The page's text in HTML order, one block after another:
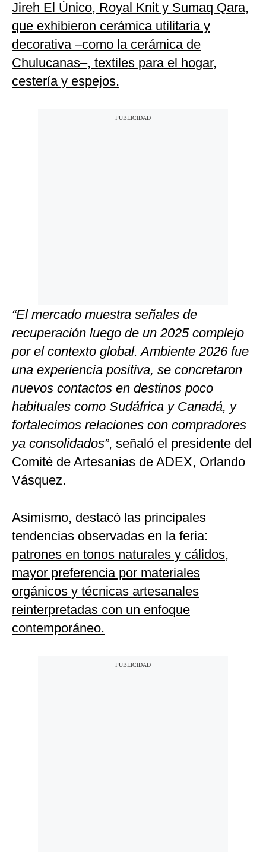
Jireh El Único, Royal Knit y Sumaq Qara,
que exhibieron cerámica utilitaria y
decorativa –como la cerámica de
Chulucanas–, textiles para el hogar,
cestería y espejos.
“El mercado muestra señales de
recuperación luego de un 2025 complejo
por el contexto global. Ambiente 2026 fue
una experiencia positiva, se concretaron
nuevos contactos en destinos poco
habituales como Sudáfrica y Canadá, y
fortalecimos relaciones con compradores
ya consolidados”, señaló el presidente del
Comité de Artesanías de ADEX, Orlando
Vásquez.
Asimismo, destacó las principales
tendencias observadas en la feria:
patrones en tonos naturales y cálidos,
mayor preferencia por materiales
orgánicos y técnicas artesanales
reinterpretadas con un enfoque
contemporáneo.